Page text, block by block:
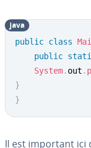
public class
public
System. out .
}
}
java
Il est important ici